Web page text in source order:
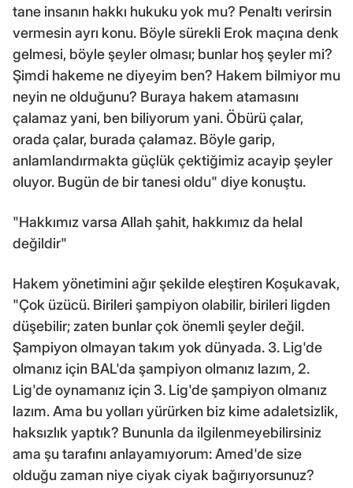
tane insanın hakkı hukuku yok mu? Penaltı verirsin
vermesin ayrı konu. Böyle sürekli Erok maçına denk
gelmesi, böyle şeyler olması; bunlar hoş şeyler mi?
Şimdi hakeme ne diyeyim ben? Hakem bilmiyor mu
neyin ne olduğunu? Buraya hakem atamasını
çalamaz yani, ben biliyorum yani. Öbürü çalar,
orada çalar, burada çalamaz. Böyle garip,
anlamlandırmakta güçlük çektiğimiz acayip şeyler
oluyor. Bugün de bir tanesi oldu" diye konuştu.
"Hakkımız varsa Allah şahit, hakkımız da helal
değildir"
Hakem yönetimini ağır şekilde eleştiren Koşukavak,
"Çok üzücü. Birileri şampiyon olabilir, birileri ligden
düşebilir; zaten bunlar çok önemli şeyler değil.
Şampiyon olmayan takım yok dünyada. 3. Lig'de
olmanız için BAL'da şampiyon olmanız lazım, 2.
Lig'de oynamanız için 3. Lig'de şampiyon olmanız
lazım. Ama bu yolları yürürken biz kime adaletsizlik,
haksızlık yaptık? Bununla da ilgilenmeyebilirsiniz
ama şu tarafını anlayamıyorum: Amed'de size
olduğu zaman niye ciyak ciyak bağırıyorsunuz?